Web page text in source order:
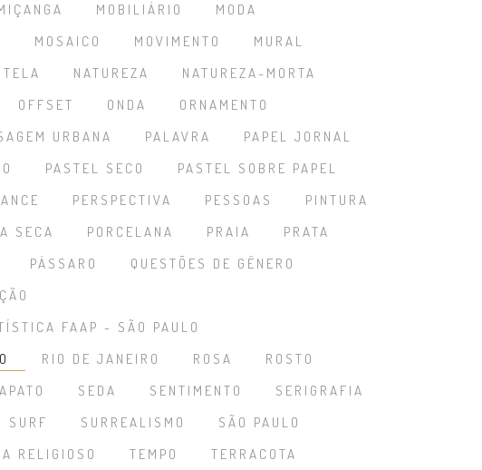
MOBILIÁRIO
MODA
MOSAICO MOVIMENTO
MURAL
NATUREZA
NATUREZA-MORTA
OFFSET ONDA
ORNAMENTO
URBANA PALAVRA
PAPEL JORNAL
PASTEL SECO
PASTEL SOBRE PAPEL
PERSPECTIVA PESSOAS
PINTURA
SECA PORCELANA PRAIA
PRATA
PÁSSARO
QUESTÕES DE GÊNERO
FAAP - SÃO PAULO
RIO DE JANEIRO ROSA
ROSTO
SEDA SENTIMENTO
SERIGRAFIA
SURF SURREALISMO
SÃO PAULO
RELIGIOSO TEMPO
TERRACOTA